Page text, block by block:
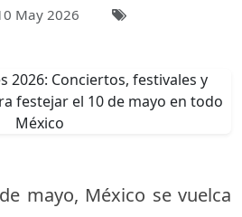
May 2026
mayo, México se vuelca